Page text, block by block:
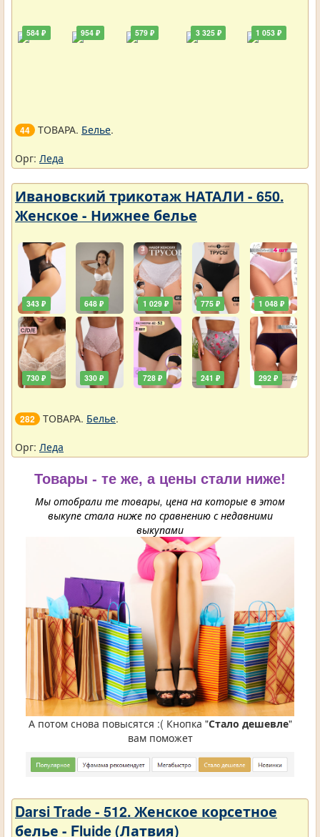
584 ₽ 954 ₽ 579 ₽ 3 325 ₽ 1 053 ₽
44 ТОВАРА. Белье.
Орг: Леда
Ивановский трикотаж НАТАЛИ - 650.
Женское - Нижнее белье
343 ₽
730 ₽
648 ₽
330 ₽
1 029 ₽
728 ₽
775 ₽
241 ₽
1 048 ₽
292 ₽
282 ТОВАРА. Белье.
Орг: Леда
Товары - те же, а цены стали ниже!
Мы отобрали те товары, цена на которые в этом
выкупе стала ниже по сравнению с недавними
выкупами
А потом снова повысятся :( Кнопка "Стало дешевле"
вам поможет
Darsi Trade - 512. Женское корсетное
белье - Fluide (Латвия)